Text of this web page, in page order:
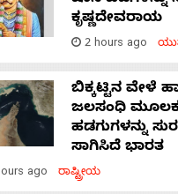
ಕೃಷ್ಣದೇವರಾಯ
2 hours ago
ಬಿಕ್ಕಟ್ಟಿನ ವೇಳೆ
ಜಲಸಂಧಿ ಮೂಲಕ
ಹಡಗುಗಳನ್ನು
ಸಾಗಿಸಿದೆ ಭಾರತ
ago ರಾಷ್ಟ್ರೀಯ